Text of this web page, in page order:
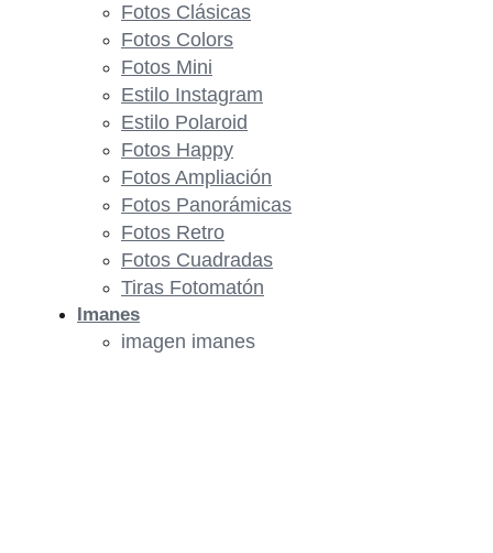
Fotos Clásicas
Fotos Colors
Fotos Mini
Estilo Instagram
Estilo Polaroid
Fotos Happy
Fotos Ampliación
Fotos Panorámicas
Fotos Retro
Fotos Cuadradas
Tiras Fotomatón
Imanes
imagen imanes